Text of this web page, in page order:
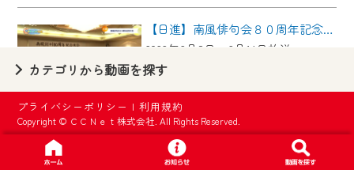
【日進】南風俳句会８０周年記念大会
2026年6月8日～6月14日放送
テーマ：日進市のトピックス
再生時間：00:02:42
登録日：2026/06/18
【日進】元中日ドラゴンズ山本昌広さんが教える野球教室
2026年6月1日～6月7日放送
カテゴリから動画を探す
プライバシーポリシー |利用規約
Copyright © ＣＣＮｅｔ株式会社. All Rights Reserved.
いたします。
要となります。
※MyIDとは、CCNet Web TVを含むCCNetの
各種サービスをご利用頂くためのIDです。
IDはお客様が使っているメールアドレス
で設定できます。